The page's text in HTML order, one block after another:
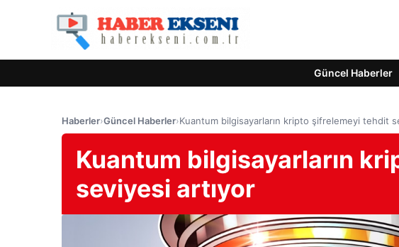
Güncel Haberler
Haberler›Güncel Haberler›Kuantum bilgisayarların kripto şifrelemeyi tehdit
Kuantum bilgisayarların
seviyesi artıyor